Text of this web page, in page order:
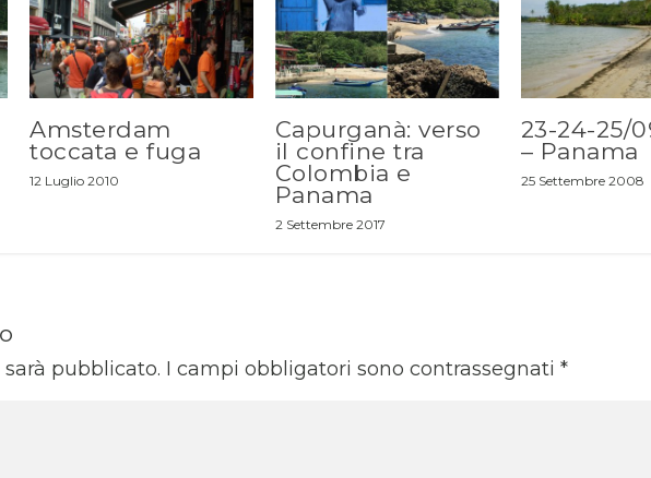
Amsterdam
toccata e fuga
12 Luglio 2010
Capurganà: verso
il confine tra
Colombia e
Panama
2 Settembre 2017
23-24-25/
– Panama
25 Settembre 2008
pubblicato. I campi obbligatori sono contrassegnati*